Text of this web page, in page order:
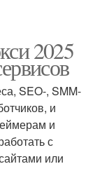
2025
SEO-, SMM-
и
и
с
или